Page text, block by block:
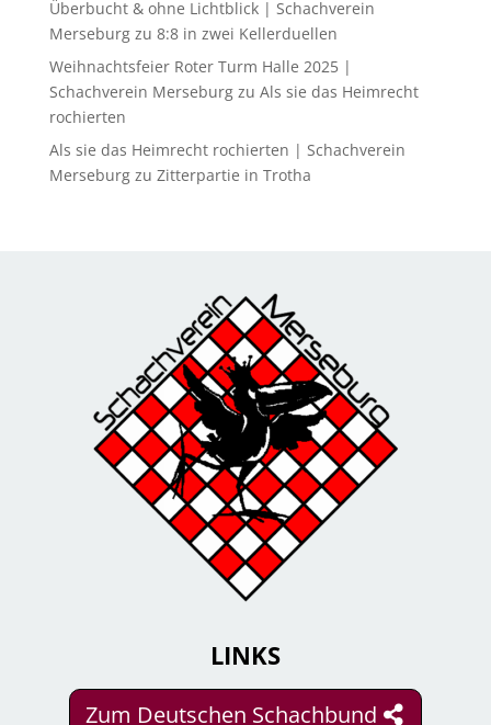
Überbucht & ohne Lichtblick | Schachverein
Merseburgzu 8:8 in zwei Kellerduellen
Weihnachtsfeier Roter Turm Halle 2025 |
Schachverein Merseburgzu Als sie das Heimrecht
rochierten
Als sie das Heimrecht rochierten | Schachverein
Merseburgzu Zitterpartie in Trotha
LINKS
Zum Deutschen Schachbund